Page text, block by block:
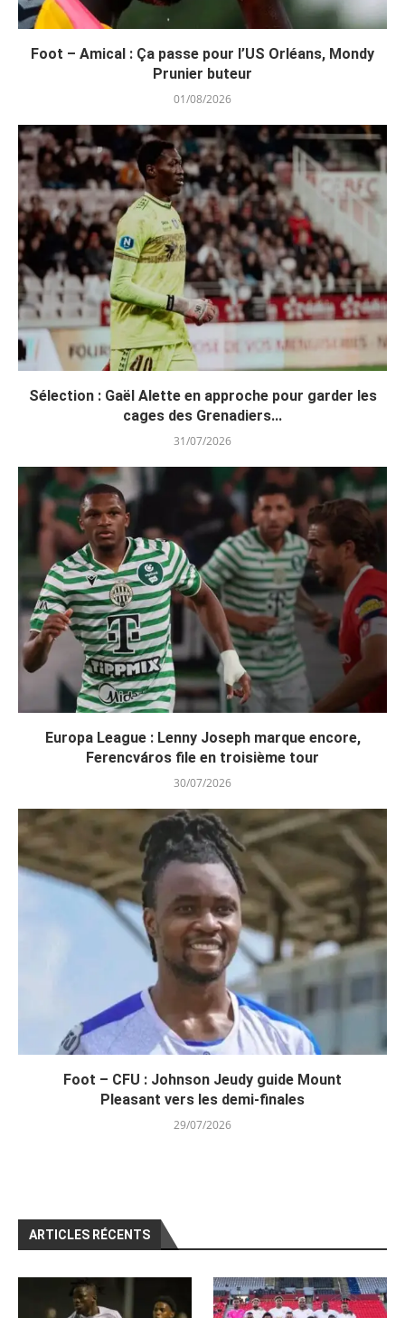
Foot – Amical : Ça passe pour l’US Orléans, Mondy
Prunier buteur
01/08/2026
Sélection : Gaël Alette en approche pour garder les
cages des Grenadiers...
31/07/2026
Europa League : Lenny Joseph marque encore,
Ferencváros file en troisième tour
30/07/2026
Foot – CFU : Johnson Jeudy guide Mount
Pleasant vers les demi-finales
29/07/2026
ARTICLES RÉCENTS